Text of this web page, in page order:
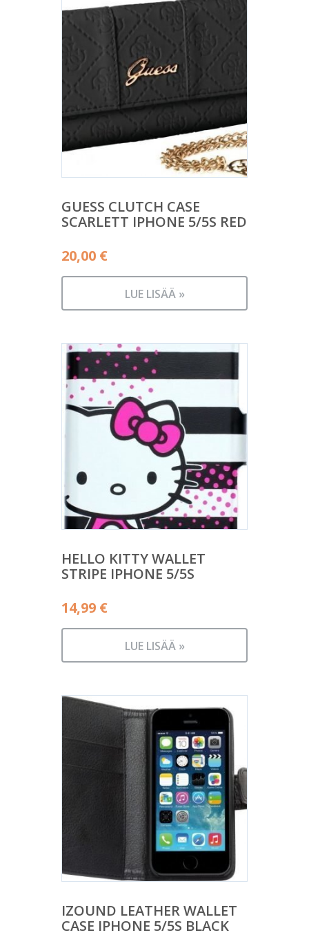
GUESS CLUTCH CASE
SCARLETT IPHONE 5/5S RED
20,00 €
LUE LISÄÄ »
HELLO KITTY WALLET
STRIPE IPHONE 5/5S
14,99 €
LUE LISÄÄ »
IZOUND LEATHER WALLET
CASE IPHONE 5/5S BLACK